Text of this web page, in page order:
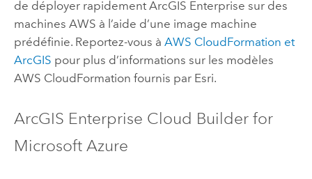
de déployer rapidement ArcGIS Enterprise sur des
machines AWS à l’aide d’une image machine
prédéfinie. Reportez-vous à AWS CloudFormation et
ArcGIS pour plus d’informations sur les modèles
AWS CloudFormation fournis par Esri.
ArcGIS Enterprise Cloud Builder for
Microsoft Azure